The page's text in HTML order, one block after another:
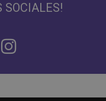
SOCIALES!